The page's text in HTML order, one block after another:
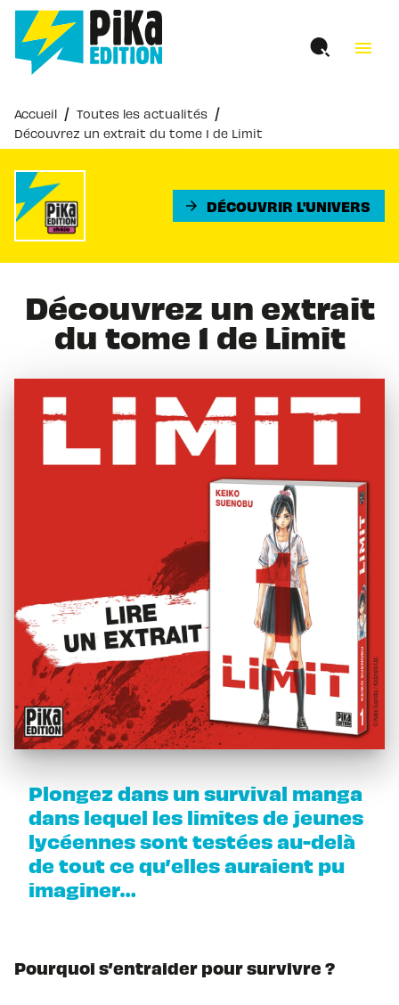
MENU RECHERCHE
PIED DE PAGE
menu
Accueil / Toutes les actualités /
Découvrez un extrait du tome 1 de Limit
arrow_forward DÉCOUVRIR L'UNIVERS
Découvrez un extrait
du tome 1 de Limit
Plongez dans un survival manga
dans lequel les limites de jeunes
lycéennes sont testées au-delà
de tout ce qu’elles auraient pu
imaginer…
Pourquoi s’entraider pour survivre ?